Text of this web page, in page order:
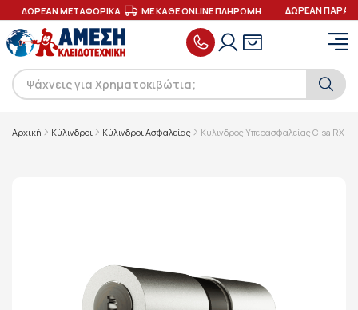
ΔΩΡΕΑΝ ΜΕΤΑΦΟΡΙΚΑ ΜΕ ΚΑΘΕ ONLINE ΠΛΗΡΩΜΗ ΔΩΡΕΑΝ
Αρχική Κύλινδροι Κύλινδροι Ασφαλείας Κύλινδρος Υπερασφαλείας Cisa RX